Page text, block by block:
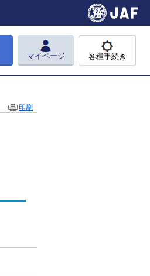
マイページ 各種手続き
印刷